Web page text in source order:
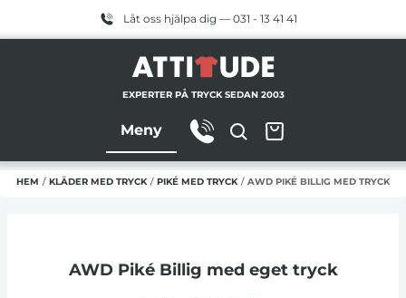
Låt oss hjälpa dig — 031 - 13 41 41
EXPERTER PÅ TRYCK SEDAN 2003
Meny
HEM / KLÄDER MED TRYCK / PIKÉ MED TRYCK / AWD PIKÉ BILLIG MED TRYCK
AWD Piké Billig med eget tryck